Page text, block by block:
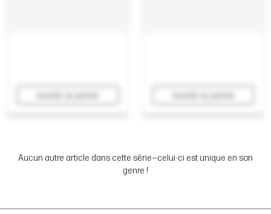
Aucun autre article dans cette série—celui-ci est unique en son
genre !